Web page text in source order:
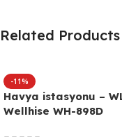
Related Products
-11%
Havya istasyonu –
Wellhise WH-898D